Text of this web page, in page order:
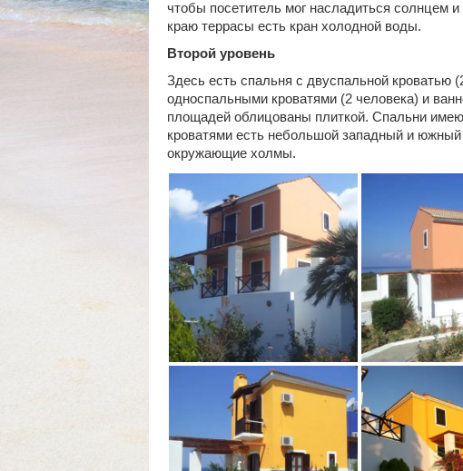
чтобы посетитель мог насладиться солнцем
краю террасы есть кран холодной воды.
Второй уровень
Здесь есть спальня с двуспальной кроватью
односпальными кроватями (2 человека) и
площадей облицованы плиткой. Спальни
кроватями есть небольшой западный и
окружающие холмы.